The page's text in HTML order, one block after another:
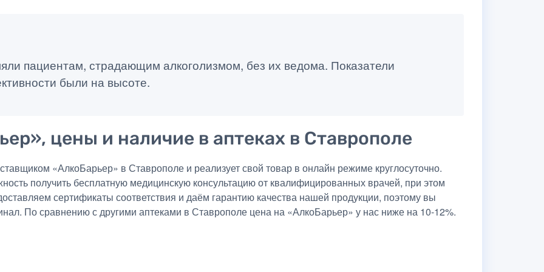
пациентам, страдающим алкоголизмом, без их ведома. Показатели
были на высоте.
цены и наличие в аптеках в Ставрополе
«АлкоБарьер» в Ставрополе и реализует свой товар в онлайн режиме круглосуточно.
получить бесплатную медицинскую консультацию от квалифицированных врачей, при этом
сертификаты соответствия и даём гарантию качества нашей продукции, поэтому вы
По сравнению с другими аптеками в Ставрополе цена на «АлкоБарьер» у нас ниже на 10-12%.